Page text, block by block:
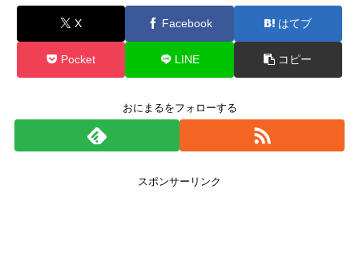
X Facebook はてブ
Pocket LINE コピー
おにまるをフォローする
スポンサーリンク